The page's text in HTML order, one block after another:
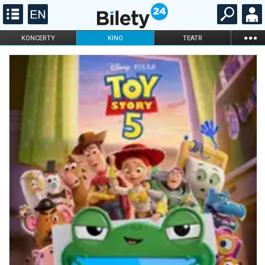
KONCERTY KINO TEATR ...
FILHARMONIA OPERA I BALET
STAND-UP
ONLINE KARNETY